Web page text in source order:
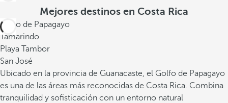
Mejores destinos en Costa Rica
Golfo de Papagayo
Tamarindo
Playa Tambor
San José
Ubicado en la provincia de Guanacaste, el Golfo de Papagayo
es una de las áreas más reconocidas de Costa Rica. Combina
tranquilidad y sofisticación con un entorno natural